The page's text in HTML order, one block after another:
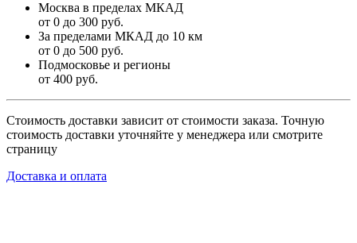
Москва в пределах МКАД
от 0 до 300 руб.
За пределами МКАД до 10 км
от 0 до 500 руб.
Подмосковье и регионы
от 400 руб.
Стоимость доставки зависит от стоимости заказа. Точную
стоимость доставки уточняйте у менеджера или смотрите
страницу
Доставка и оплата